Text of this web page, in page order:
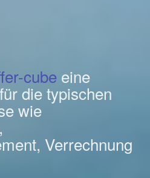
cube eine
die typischen
wie
Verrechnung